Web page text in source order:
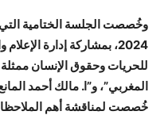
2024، بمشاركة إدارة
للحريات وحقوق الإنسان
المغربي”، و”ا. مالك أحمد
خُصصت لمناقشة أهم